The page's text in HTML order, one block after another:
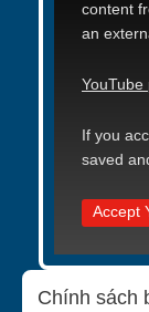
content
an
YouTube
If you
saved
Accept
Chính sách